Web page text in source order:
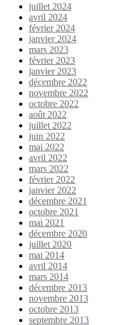
juillet 2024
avril 2024
février 2024
janvier 2024
mars 2023
février 2023
janvier 2023
décembre 2022
novembre 2022
octobre 2022
août 2022
juillet 2022
juin 2022
mai 2022
avril 2022
mars 2022
février 2022
janvier 2022
décembre 2021
octobre 2021
mai 2021
décembre 2020
juillet 2020
mai 2014
avril 2014
mars 2014
décembre 2013
novembre 2013
octobre 2013
septembre 2013